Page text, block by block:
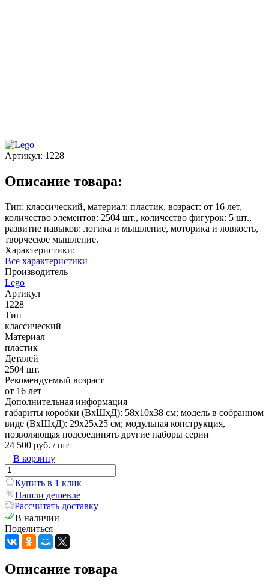
Артикул: 1228
Описание товара:
Тип: классический, материал: пластик, возраст: от 16 лет,
количество элементов: 2504 шт., количество фигурок: 5 шт.,
развитие навыков: логика и мышление, моторика и ловкость,
творческое мышление.
Характеристики:
Все характеристики
Производитель
Lego
Артикул
1228
Тип
классический
Материал
пластик
Деталей
2504 шт.
Рекомендуемый возраст
от 16 лет
Дополнительная информация
габариты коробки (ВхШхД): 58х10х38 см; модель в собранном
виде (ВхШхД): 29х25х25 см; модульная конструкция,
позволяющая подсоединять другие наборы серии
24 500 руб. / шт
В корзину
Купить в 1 клик
Нашли дешевле
Рассчитать доставку
В наличии
Поделиться
Описание товара